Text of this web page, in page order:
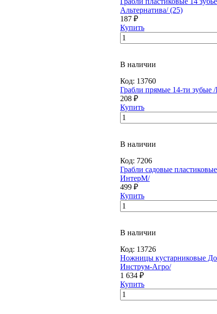
Альтернатива/ (25)
187 ₽
Купить
В наличии
Код: 13760
Грабли прямые 14-ти зубые
208 ₽
Купить
В наличии
Код: 7206
Грабли садовые
ИнтерМ/
499 ₽
Купить
В наличии
Код: 13726
Ножницы кустарниковые
Инструм-Агро/
1 634 ₽
Купить